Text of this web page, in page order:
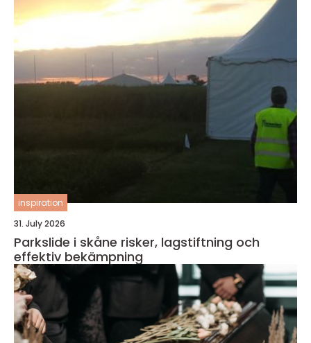
inspiration
31. July 2026
Parkslide i skåne risker, lagstiftning och
effektiv bekämpning